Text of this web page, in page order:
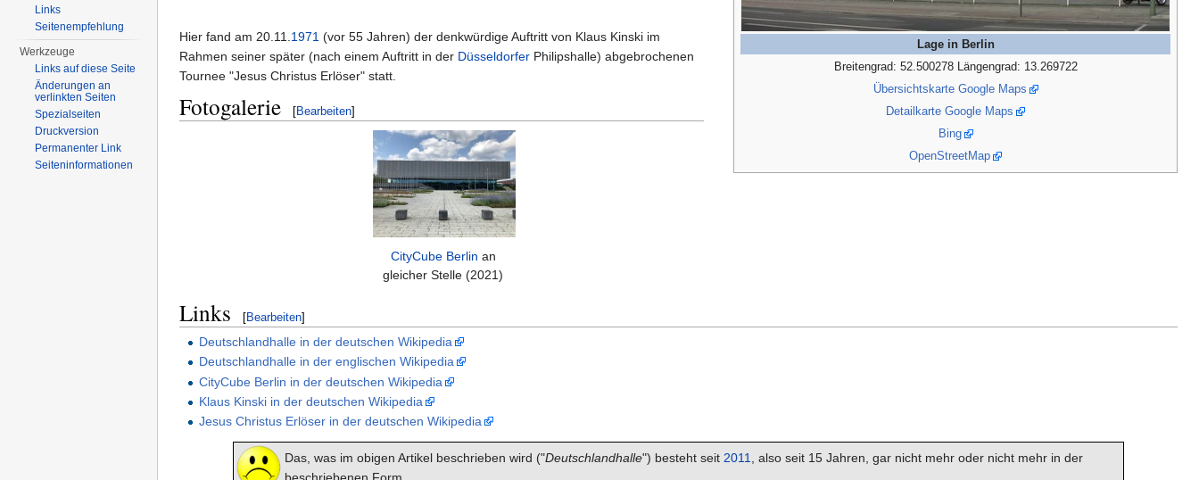
Lage in Berlin
Breitengrad: 52.500278 Längengrad: 13.269722
Übersichtskarte Google Maps
Detailkarte Google Maps
Bing
OpenStreetMap
Hier fand am 20.11. 1971 (vor 55 Jahren) der denkwürdige Auftritt von Klaus Kinski im
Rahmen seiner später (nach einem Auftritt in der Düsseldorfer Philipshalle) abgebrochenen
Tournee "Jesus Christus Erlöser" statt.
Fotogalerie [Bearbeiten]
CityCube Berlin an
gleicher Stelle (2021)
Links [Bearbeiten]
Deutschlandhalle in der deutschen Wikipedia
Deutschlandhalle in der englischen Wikipedia
CityCube Berlin in der deutschen Wikipedia
Klaus Kinski in der deutschen Wikipedia
Jesus Christus Erlöser in der deutschen Wikipedia
Das, was im obigen Artikel beschrieben wird ("Deutschlandhalle") besteht seit 2011
, also seit 15 Jahren, gar nicht mehr oder nicht mehr in der
Links
Seitenempfehlung
Werkzeuge
Links auf diese Seite
Änderungen an
verlinkten Seiten
Spezialseiten
Druckversion
Permanenter Link
Seiteninformationen